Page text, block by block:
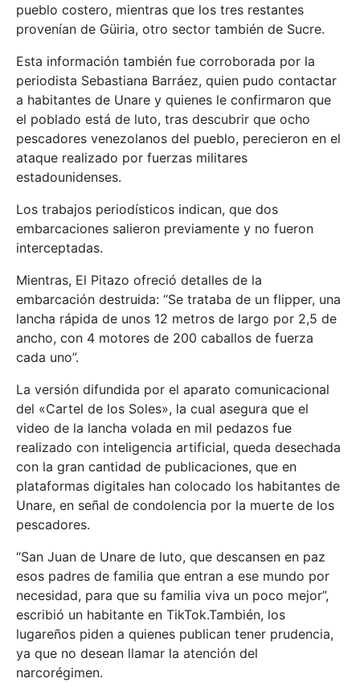
pueblo costero, mientras que los tres restantes
provenían de Güiria, otro sector también de Sucre.
Esta información también fue corroborada por la
periodista Sebastiana Barráez, quien pudo contactar
a habitantes de Unare y quienes le confirmaron que
el poblado está de luto, tras descubrir que ocho
pescadores venezolanos del pueblo, perecieron en el
ataque realizado por fuerzas militares
estadounidenses.
Los trabajos periodísticos indican, que dos
embarcaciones salieron previamente y no fueron
interceptadas.
Mientras, El Pitazo ofreció detalles de la
embarcación destruida: “Se trataba de un flipper, una
lancha rápida de unos 12 metros de largo por 2,5 de
ancho, con 4 motores de 200 caballos de fuerza
cada uno”.
La versión difundida por el aparato comunicacional
del «Cartel de los Soles», la cual asegura que el
video de la lancha volada en mil pedazos fue
realizado con inteligencia artificial, queda desechada
con la gran cantidad de publicaciones, que en
plataformas digitales han colocado los habitantes de
Unare, en señal de condolencia por la muerte de los
pescadores.
“San Juan de Unare de luto, que descansen en paz
esos padres de familia que entran a ese mundo por
necesidad, para que su familia viva un poco mejor”,
escribió un habitante en TikTok.También, los
lugareños piden a quienes publican tener prudencia,
ya que no desean llamar la atención del
narcorégimen.